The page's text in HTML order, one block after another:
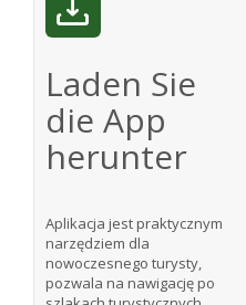
Laden Sie
die App
herunter
Aplikacja jest praktycznym
narzędziem dla
nowoczesnego turysty,
pozwala na nawigację po